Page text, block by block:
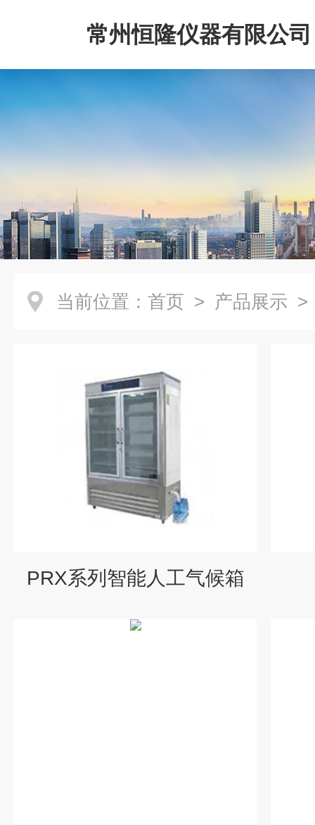
常州恒隆仪器有限公司
当前位置： 首页 > 产品展示
PRX系列智能人工气候箱